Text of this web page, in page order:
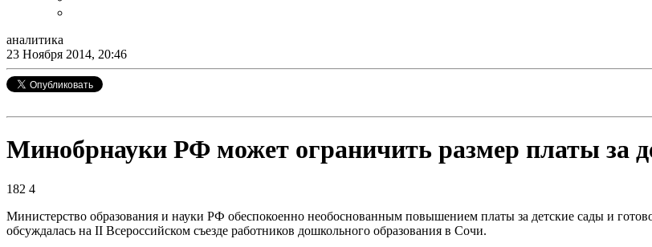
аналитика
23 Ноября 2014, 20:46
Минобрнауки РФ может ограничить размер платы за
182 4
Министерство образования и науки РФ обеспокоенно необоснованным повышением платы за детские сады и
обсуждалась на II Всероссийском съезде работников дошкольного образования в Сочи.